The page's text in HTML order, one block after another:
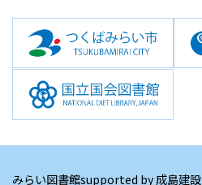
みらい図書館supported by 成島建設